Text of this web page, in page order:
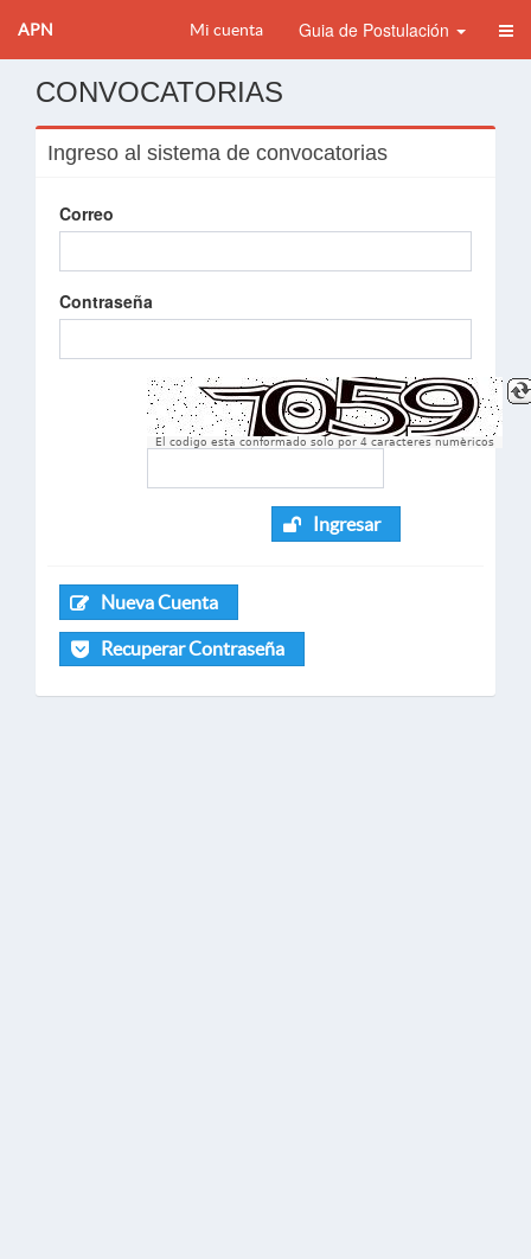
APN Mi cuenta Guia de Postulación
CONVOCATORIAS
Ingreso al sistema de convocatorias
Correo
Contraseña
El codigo esta conformado solo por 4 caracteres numèricos
Ingresar
Nueva Cuenta
Recuperar Contraseña